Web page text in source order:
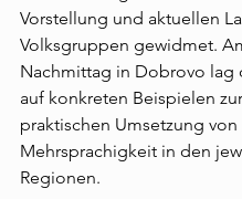
Vorstellung und aktuellen
Volksgruppen gewidmet.
Nachmittag in Dobrovo lag
auf konkreten Beispielen zur
praktischen Umsetzung von
Mehrsprachigkeit in den
Regionen.